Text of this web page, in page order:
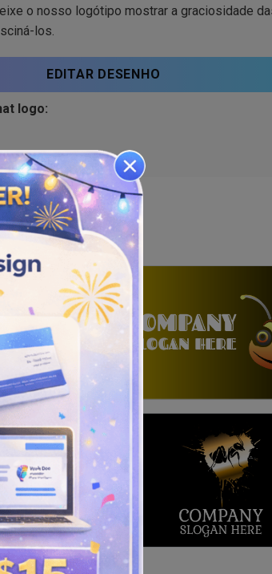
o nosso logótipo mostrar a graciosidade
los.
EDITAR DESENHO
logo: